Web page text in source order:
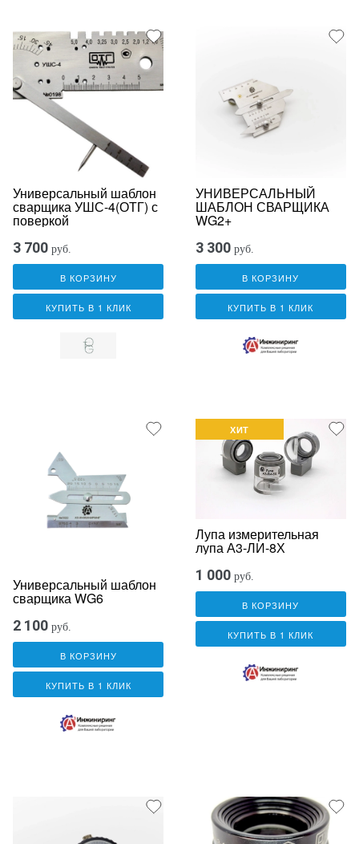
Универсальный шаблон
сварщика УШС-4(ОТГ) с
поверкой
3 700 руб.
В КОРЗИНУ
КУПИТЬ В 1 КЛИК
УНИВЕРСАЛЬНЫЙ
ШАБЛОН СВАРЩИКА
WG2+
3 300 руб.
В КОРЗИНУ
КУПИТЬ В 1 КЛИК
Универсальный шаблон
сварщика WG6
2 100 руб.
В КОРЗИНУ
КУПИТЬ В 1 КЛИК
ХИТ
Лупа измерительная
лупа А3-ЛИ-8Х
1 000 руб.
В КОРЗИНУ
КУПИТЬ В 1 КЛИК